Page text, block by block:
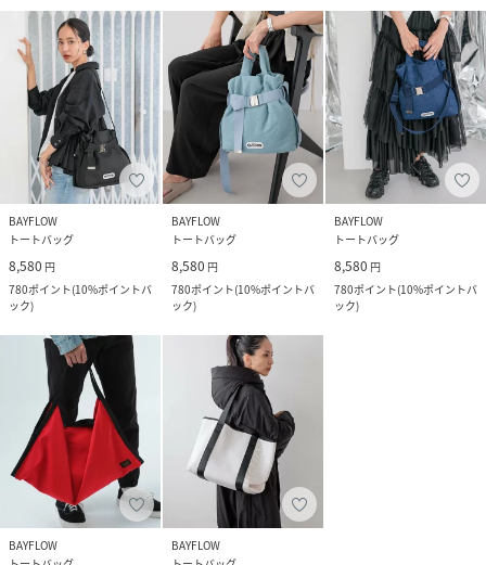
BAYFLOW
トートバッグ
8,580 円
780ポイント(10%ポイントバ
ック)
BAYFLOW
トートバッグ
8,580 円
780ポイント(10%ポイントバ
ック)
BAYFLOW
トートバッグ
8,580 円
780ポイント(10%ポイントバ
ック)
BAYFLOW
BAYFLOW